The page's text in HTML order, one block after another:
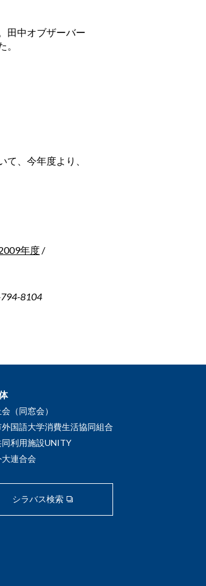
田中オブザーバー
、今年度より、
年度 /
8104
（同窓会）
国語大学消費生活協同組合
同利用施設UNITY
連合会
シラバス検索